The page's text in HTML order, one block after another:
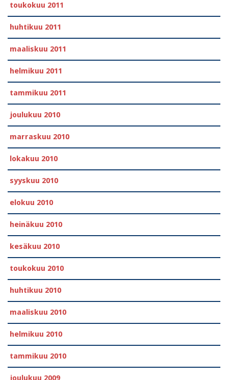
toukokuu 2011
huhtikuu 2011
maaliskuu 2011
helmikuu 2011
tammikuu 2011
joulukuu 2010
marraskuu 2010
lokakuu 2010
syyskuu 2010
elokuu 2010
heinäkuu 2010
kesäkuu 2010
toukokuu 2010
huhtikuu 2010
maaliskuu 2010
helmikuu 2010
tammikuu 2010
joulukuu 2009